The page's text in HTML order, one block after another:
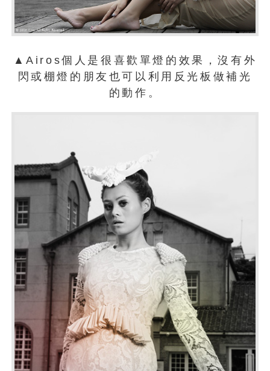
▲Airos個人是很喜歡單燈的效果，沒有外
閃或棚燈的朋友也可以利用反光板做補光
的動作。